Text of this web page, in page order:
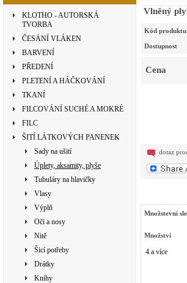
KLOTHO - AUTORSKÁ
TVORBA
ČESÁNÍ VLÁKEN
BARVENÍ
PŘEDENÍ
PLETENÍ A HÁČKOVÁNÍ
TKANÍ
FILCOVÁNÍ SUCHÉ A MOKRÉ
FILC
ŠITÍ LÁTKOVÝCH PANENEK
Sady na ušití
Úplety, aksamity, plyše
Tubuláry na hlavičky
Vlasy
Výplň
Oči a nosy
Nitě
Šicí potřeby
Drátky
Knihy
Vlněný
Kód produktu
Dostupnost
Cena
dotaz
Množstevní
Množství
4 a více